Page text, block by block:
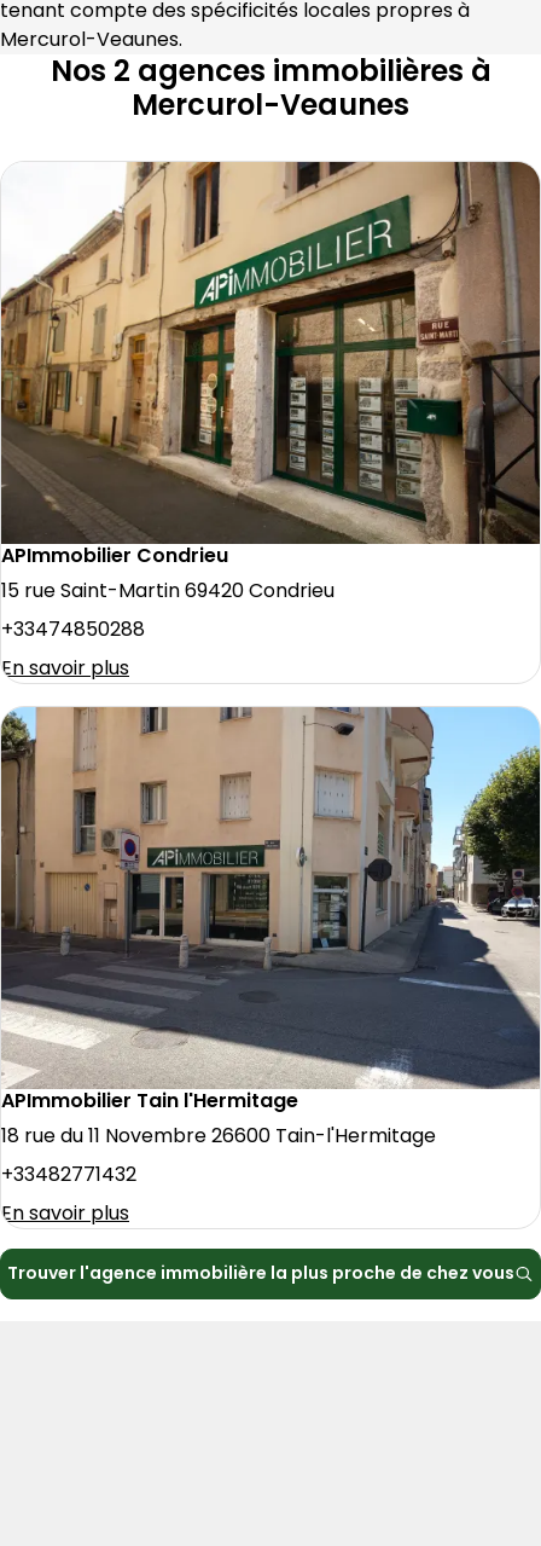
Mercurol-Veaunes.
Nos 2 agences immobilières à
Mercurol-Veaunes
APImmobilier Condrieu
15 rue Saint-Martin 69420 Condrieu
+33474850288
En savoir plus
APImmobilier Tain l'Hermitage
18 rue du 11 Novembre 26600 Tain-l'Hermitage
+33482771432
En savoir plus
Trouver l'agence immobilière la plus proche de chez vous